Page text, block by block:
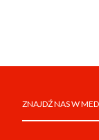
ZNAJDŹ NAS W